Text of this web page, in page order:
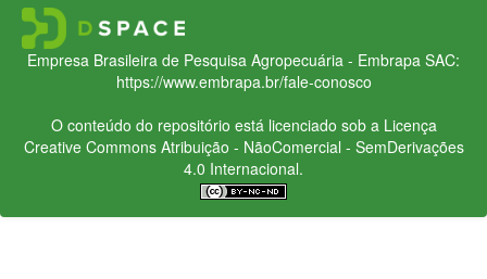
Empresa Brasileira de Pesquisa Agropecuária - Embrapa SAC:
https://www.embrapa.br/fale-conosco
O conteúdo do repositório está licenciado sob a Licença
Creative CommonsAtribuição - NãoComercial - SemDerivações
4.0 Internacional.